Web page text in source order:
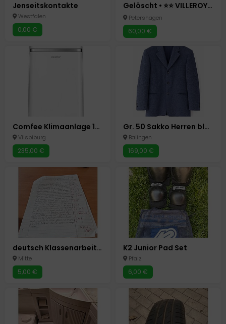
Jenseitskontakte
Westfalen
0,00 €
Gelöscht • ⭐️⭐️ VILLEROY & BOCH ⭐️ 3 WEIHNACHTSKUGELN ⭐️ TOYS OR
Petershagen
60,00 €
Comfee Klimaanlage 12000 BTU
Vilsbiburg
235,00 €
Gr. 50 Sakko Herren blau elegant stilvoll hochwertig Licona Business Top
Balingen
169,00 €
deutsch Klassenarbeit Argumentation
Mitte
5,00 €
K2 Junior Pad Set
Pfalz
6,00 €